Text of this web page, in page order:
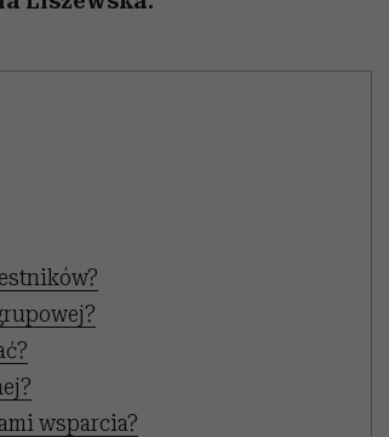
wsparcia?